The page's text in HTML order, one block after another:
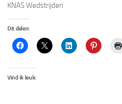
KNAS Wedstrijden
Dit delen:
Vind ik leuk: